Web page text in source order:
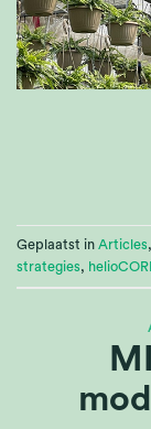
Geplaatst in Articles,
strategies,